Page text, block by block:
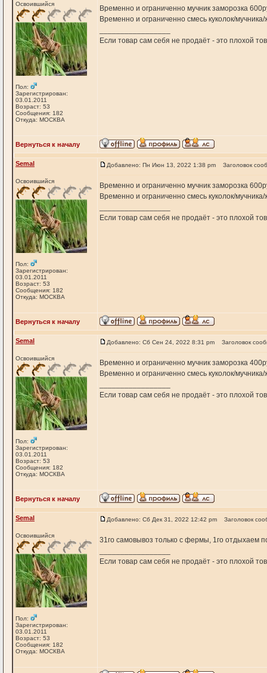
Освоившийся
Пол:
Зарегистрирован:
03.01.2011
Возраст: 53
Сообщения: 182
Откуда: МОСКВА
Временно и ограниченно мучник заморозка
Временно и ограниченно смесь куколок/
Если товар сам себя не продаёт - это плохой
Вернуться к началу
Semal
Освоившийся
Пол:
Зарегистрирован:
03.01.2011
Возраст: 53
Сообщения: 182
Откуда: МОСКВА
Добавлено: Пн Июн 13, 2022 1:38 pm Заголовок
Временно и ограниченно мучник заморозка
Временно и ограниченно смесь куколок/
Если товар сам себя не продаёт - это плохой
Вернуться к началу
Semal
Освоившийся
Пол:
Зарегистрирован:
03.01.2011
Возраст: 53
Сообщения: 182
Откуда: МОСКВА
Добавлено: Сб Сен 24, 2022 8:31 pm Заголовок
Временно и ограниченно мучник заморозка
Временно и ограниченно смесь куколок/
Если товар сам себя не продаёт - это плохой
Вернуться к началу
Semal
Освоившийся
Пол:
Зарегистрирован:
03.01.2011
Возраст: 53
Сообщения: 182
Откуда: МОСКВА
Добавлено: Сб Дек 31, 2022 12:42 pm Заголовок
31го самовывоз только с фермы, 1го отдыхаем
Если товар сам себя не продаёт - это плохой